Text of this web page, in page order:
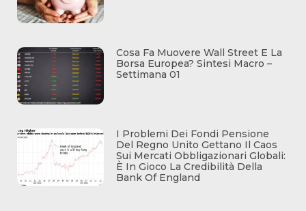
Cosa Fa Muovere Wall Street E La
Borsa Europea? Sintesi Macro –
Settimana 01
I Problemi Dei Fondi Pensione
Del Regno Unito Gettano Il Caos
Sui Mercati Obbligazionari Globali:
È In Gioco La Credibilità Della
Bank Of England